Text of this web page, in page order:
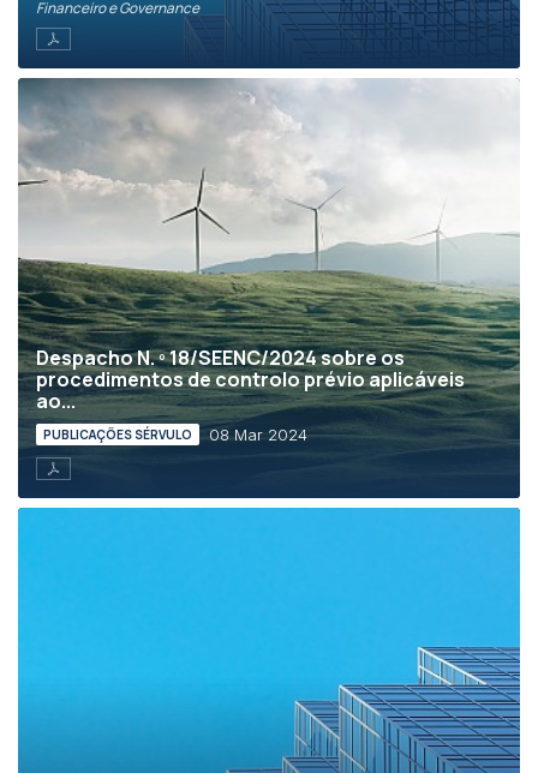
Financeiro e Governance
Despacho N. º 18/SEENC/2024 sobre os
procedimentos de controlo prévio aplicáveis
ao...
PUBLICAÇÕES SÉRVULO 08 Mar 2024